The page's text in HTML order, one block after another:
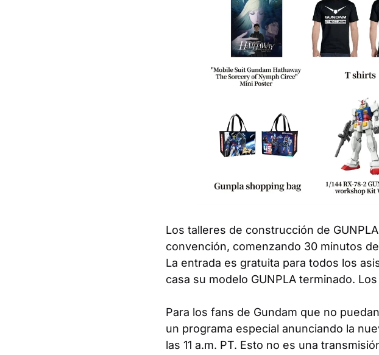
Los talleres de construcción de
convención, comenzando 30 minutos
La entrada es gratuita para todos los
casa su modelo GUNPLA terminado.
Para los fans de Gundam que no
un programa especial anunciando la
las 11 a.m. PT. Esto no es una